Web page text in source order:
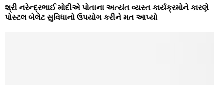
શ્રી નરેન્દ્રભાઈ મોદીએ પોતાના અત્યંત વ્યસ્ત કાર્યક્રમોને કારણે
પોસ્ટલ બેલેટ સુવિધાનો ઉપયોગ કરીને મત આપ્યો